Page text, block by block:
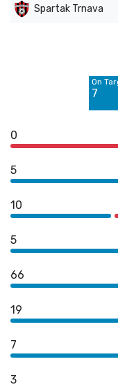
Spartak Trnava
On
7
0
5
10
5
66
19
7
3